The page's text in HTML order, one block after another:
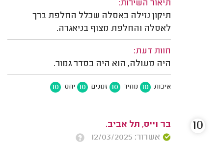
תיאור השירות:
תיקון נזילה באסלה שכלל החלפת ברך
לאסלה והחלפת מצוף בניאגרה.
חוות דעת:
היה מעולה, הוא היה בסדר גמור.
איכות 10 מחיר 10 זמנים 10 יחס 10
בר וייס, תל אביב.
אשרור: 12/03/2025
10